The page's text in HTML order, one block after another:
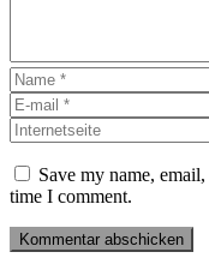
Vor-
und
Nachname*
E-
Mail-
Adresse*
Internetseite
Save my name,
time I comment.